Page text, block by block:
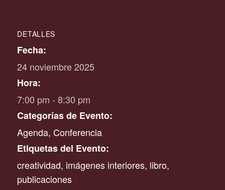
DETALLES
Fecha:
24 noviembre 2025
Hora:
7:00 pm - 8:30 pm
Categorías de Evento:
Agenda, Conferencia
Etiquetas del Evento:
creatividad, imágenes interiores, libro,
publicaciones